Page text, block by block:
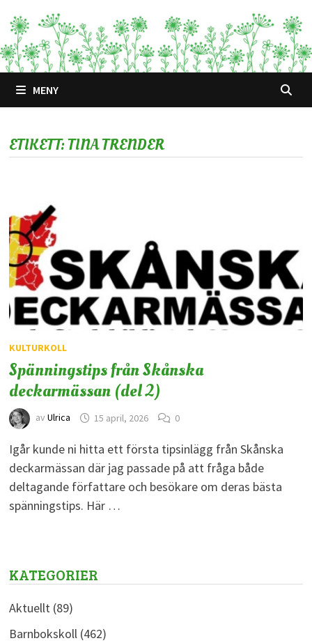
till
innehåll
MENY
ETIKETT:TINA TRENDER
KULTURKOLL
Spänningstips från Skånska
deckarmässan (del 2)
av Ulrica 15 april, 2026 0
Igår kunde ni hitta ett första tipsinlägg från Skånska
deckarmässan där jag passade på att fråga både
deltagande författare och besökare om deras bästa
spänningstips. Här …
KATEGORIER
Aktuellt(89)
Barnbokskoll(462)